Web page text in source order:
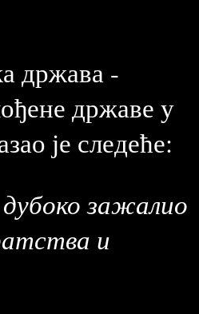
држава -
државе у
је следеће:
зажалио
и